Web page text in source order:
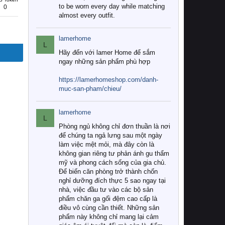
0
to be worn every day while matching
almost every outfit.
L
lamerhome
Hãy đến với lamer Home để sắm
ngay những sản phẩm phù hợp
https://lamerhomeshop.com/danh-
muc-san-pham/chieu/
L
lamerhome
Phòng ngủ không chỉ đơn thuần là nơi
để chúng ta ngả lưng sau một ngày
làm việc mệt mỏi, mà đây còn là
không gian riêng tư phản ánh gu thẩm
mỹ và phong cách sống của gia chủ.
Để biến căn phòng trở thành chốn
nghỉ dưỡng đích thực 5 sao ngay tại
nhà, việc đầu tư vào các bộ sản
phẩm chăn ga gối đệm cao cấp là
điều vô cùng cần thiết. Những sản
phẩm này không chỉ mang lại cảm